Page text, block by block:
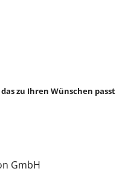
zu Ihren Wünschen passt
GmbH